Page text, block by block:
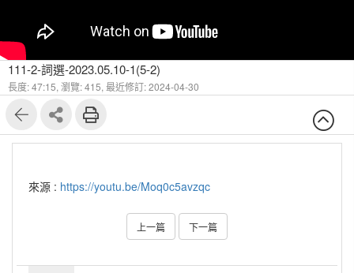
111-2-詞選-2023.05.10-1(5-2)
長度: 47:15, 瀏覽: 415, 最近修訂: 2024-04-30
來源 : https://youtu.be/Moq0c5avzqc
上一篇 下一篇